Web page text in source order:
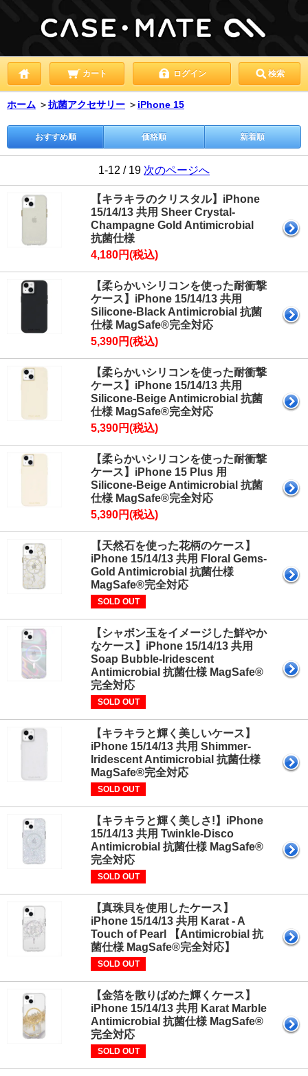
カート ログイン 検索
ホーム ＞抗菌アクセサリー ＞ iPhone 15
おすすめ順 価格順 新着順
1-12 / 19 次のページへ
【キラキラのクリスタル】iPhone
15/14/13 共用 Sheer Crystal-
Champagne Gold Antimicrobial
抗菌仕様
4,180円(税込)
【柔らかいシリコンを使った耐衝撃
ケース】iPhone 15/14/13 共用
Silicone-Black Antimicrobial 抗菌
仕様 MagSafe®完全対応
5,390円(税込)
【柔らかいシリコンを使った耐衝撃
ケース】iPhone 15/14/13 共用
Silicone-Beige Antimicrobial 抗菌
仕様 MagSafe®完全対応
5,390円(税込)
【柔らかいシリコンを使った耐衝撃
ケース】iPhone 15 Plus 用
Silicone-Beige Antimicrobial 抗菌
仕様 MagSafe®完全対応
5,390円(税込)
【天然石を使った花柄のケース】
iPhone 15/14/13 共用 Floral Gems-
Gold Antimicrobial 抗菌仕様
MagSafe®完全対応
SOLD OUT
【シャボン玉をイメージした鮮やか
なケース】iPhone 15/14/13 共用
Soap Bubble-Iridescent
Antimicrobial 抗菌仕様 MagSafe®
完全対応
SOLD OUT
【キラキラと輝く美しいケース】
iPhone 15/14/13 共用 Shimmer-
Iridescent Antimicrobial 抗菌仕様
MagSafe®完全対応
SOLD OUT
【キラキラと輝く美しさ!】iPhone
15/14/13 共用 Twinkle-Disco
Antimicrobial 抗菌仕様 MagSafe®
完全対応
SOLD OUT
【真珠貝を使用したケース】
iPhone 15/14/13 共用 Karat - A
Touch of Pearl 【Antimicrobial 抗
菌仕様 MagSafe®完全対応】
SOLD OUT
【金箔を散りばめた輝くケース】
iPhone 15/14/13 共用 Karat Marble
Antimicrobial 抗菌仕様 MagSafe®
完全対応
SOLD OUT